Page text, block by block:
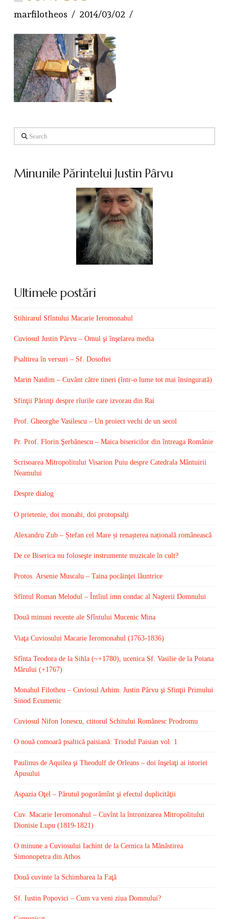
marfilotheos 2014/03/02
Search
Minunile Părintelui Justin Pârvu
Ultimele postări
Stihirarul Sfîntului Macarie Ieromonahul
Cuviosul Justin Pârvu – Omul şi înşelarea media
Psaltirea în versuri – Sf. Dosoftei
Marin Naidim – Cuvânt către tineri (într-o lume tot mai însingurată)
Sfinţii Părinţi despre rîurile care izvorau din Rai
Prof. Gheorghe Vasilescu – Un proiect vechi de un secol
Pr. Prof. Florin Şerbănescu – Maica bisericilor din întreaga Românie
Scrisoarea Mitropolitului Visarion Puiu despre Catedrala Mântuirii
Neamului
Despre dialog
O prietenie, doi monahi, doi protopsalţi
Alexandru Zub – Ștefan cel Mare și renașterea națională românească
De ce Biserica nu foloseşte instrumente muzicale în cult?
Protos. Arsenie Muscalu – Taina pocăinţei lăuntrice
Sfîntul Roman Melodul – Întîiul imn condac al Naşterii Domnului
Două minuni recente ale Sfîntului Mucenic Mina
Viaţa Cuviosului Macarie Ieromonahul (1763-1836)
Sfînta Teodora de la Sihla (~+1780), ucenica Sf. Vasilie de la Poiana
Mărului (+1767)
Monahul Filotheu – Cuviosul Arhim. Justin Pârvu şi Sfinţii Primului
Sinod Ecumenic
Cuviosul Nifon Ionescu, ctitorul Schitului Românesc Prodromu
O nouă comoară psaltică paisiană: Triodul Paisian vol. 1
Paulinus de Aquilea şi Theodulf de Orleans – doi înşelaţi ai istoriei
Apusului
Aspazia Oţel – Părutul pogorămînt şi efectul duplicităţii
Cuv. Macarie Ieromonahul – Cuvînt la întronizarea Mitropolitului
Dionisie Lupu (1819-1821)
O minune a Cuviosului Iachint de la Cernica la Mănăstirea
Simonopetra din Athos
Două cuvinte la Schimbarea la Faţă
Sf. Iustin Popovici – Cum va veni ziua Domnului?